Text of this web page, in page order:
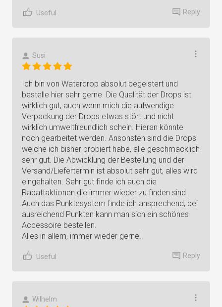
Useful Reply
Susi
Ich bin von Waterdrop absolut begeistert und
bestelle hier sehr gerne. Die Qualität der Drops ist
wirklich gut, auch wenn mich die aufwendige
Verpackung der Drops etwas stört und nicht
wirklich umweltfreundlich schein. Hieran könnte
noch gearbeitet werden. Ansonsten sind die Drops
welche ich bisher probiert habe, alle geschmacklich
sehr gut. Die Abwicklung der Bestellung und der
Versand/Liefertermin ist absolut sehr gut, alles wird
eingehalten. Sehr gut finde ich auch die
Rabattaktionen die immer wieder zu finden sind.
Auch das Punktesystem finde ich ansprechend, bei
ausreichend Punkten kann man sich ein schönes
Accessoire bestellen.
Alles in allem, immer wieder gerne!
Useful Reply
Wilhelm